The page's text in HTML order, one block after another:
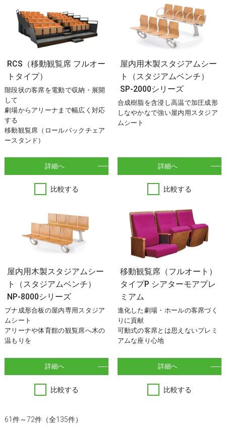
RCS（移動観覧席 フルオー
トタイプ）
階段状の客席を電動で収納・展開
して
劇場からアリーナまで幅広く対応
する
移動観覧席（ロールバックチェア
ースタンド）
詳細へ
比較する
屋内用木製スタジアムシー
ト（スタジアムベンチ）
SP-2000シリーズ
合成樹脂を含浸し高温で加圧成形
しなやかなで強い屋内用スタジア
ムシート
詳細へ
比較する
屋内用木製スタジアムシー
ト（スタジアムベンチ）
NP-8000シリーズ
ブナ成形合板の屋内専用スタジア
ムシート
アリーナや体育館の観覧席へ木の
温もりを
詳細へ
比較する
移動観覧席（フルオート）
タイプP シアターモアプレ
ミアム
進化した劇場・ホールの客席づく
りに貢献
可動式の客席とは思えないプレミ
アムな座り心地
詳細へ
比較する
61件～72件（全135件）